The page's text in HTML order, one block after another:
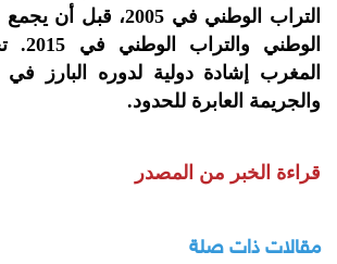
التراب الوطني في 2005،
المغرب إشادة دولية لدوره البارز
والجريمة العابرة للحدود.
قراءة الخبر من المصدر
مقالات ذات صلة